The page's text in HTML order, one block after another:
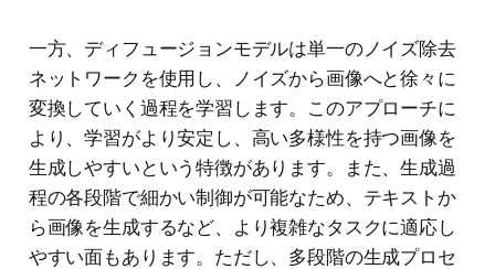
一方、ディフュージョンモデルは単一のノイズ除去
ネットワークを使用し、ノイズから画像へと徐々に
変換していく過程を学習します。このアプローチに
より、学習がより安定し、高い多様性を持つ画像を
生成しやすいという特徴があります。また、生成過
程の各段階で細かい制御が可能なため、テキストか
ら画像を生成するなど、より複雑なタスクに適応し
やすい面もあります。ただし、多段階の生成プロセ